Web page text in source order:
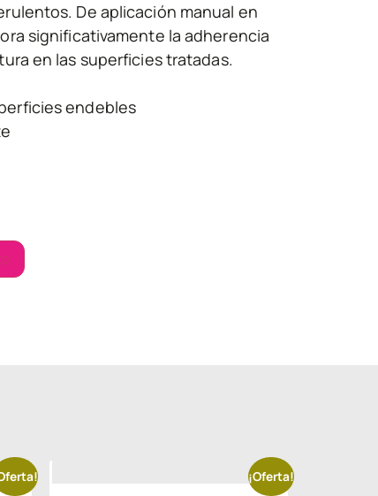
De aplicación manual en
significativamente la adherencia
en las superficies tratadas.
endebles
¡Oferta!